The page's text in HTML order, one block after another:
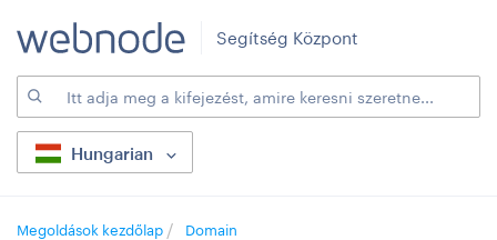
Segítség Központ
Hungarian
Megoldások kezdőlap Domain